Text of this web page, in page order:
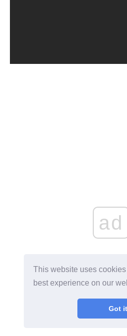
This website uses
best experience on our
Got
ad